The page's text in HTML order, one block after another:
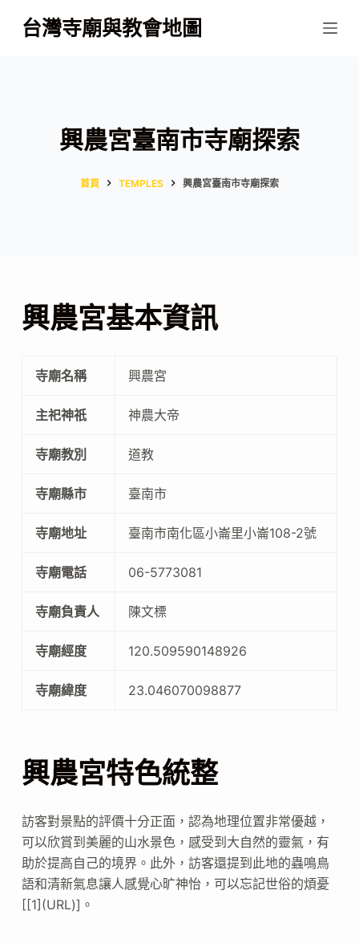
跳
至
台灣寺廟與教會地圖
興農宮臺南市寺廟探索
首頁 TEMPLES 興農宮臺南市寺廟探索
興農宮基本資訊
寺廟名稱 興農宮
主祀神祇 神農大帝
寺廟教別 道教
寺廟縣市 臺南市
寺廟地址 臺南市南化區小崙里小崙108-2號
寺廟電話 06-5773081
寺廟負責人 陳文標
寺廟經度 120.509590148926
寺廟緯度 23.046070098877
興農宮特色統整
訪客對景點的評價十分正面，認為地理位置非常優越，
可以欣賞到美麗的山水景色，感受到大自然的靈氣，有
助於提高自己的境界。此外，訪客還提到此地的蟲鳴鳥
語和清新氣息讓人感覺心旷神怡，可以忘記世俗的煩憂
[[1](URL)]。